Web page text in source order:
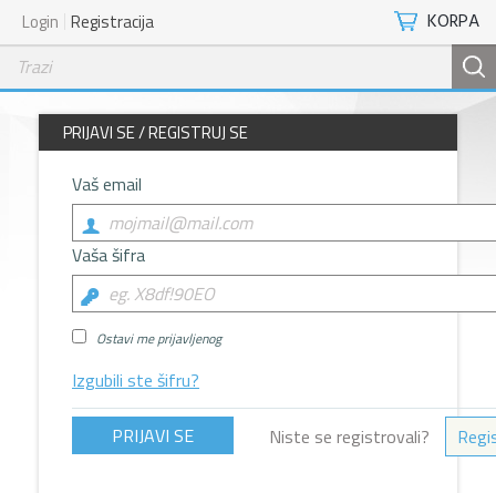
KORPA
Login Registracija
PRIJAVI SE / REGISTRUJ SE
Vaš email
Vaša šifra
Ostavi me prijavljenog
Izgubili ste šifru?
Niste se registrovali?